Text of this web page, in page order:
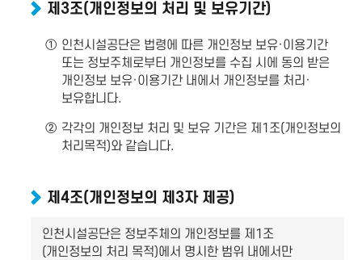
제3조(개인정보의 처리 및 보유기간)
① 인천시설공단은 법령에 따른 개인정보 보유·이용기간
또는 정보주체로부터 개인정보를 수집 시에 동의 받은
개인정보 보유·이용기간 내에서 개인정보를 처리·
보유합니다.
② 각각의 개인정보 처리 및 보유 기간은 제1조(개인정보의
처리목적)와 같습니다.
제4조(개인정보의 제3자 제공)
인천시설공단은 정보주체의 개인정보를 제1조
(개인정보의 처리 목적)에서 명시한 범위 내에서만